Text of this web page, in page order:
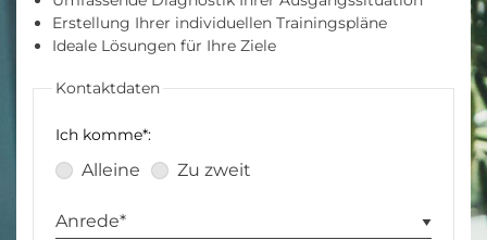
Erstellung Ihrer individuellen Trainingspläne
Ideale Lösungen für Ihre Ziele
Kontaktdaten
Ich komme*:
Alleine Zu zweit